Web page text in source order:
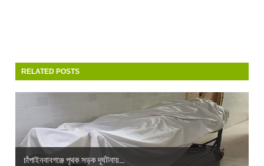
RELATED POSTS
চাঁপাইনবাবগঞ্জে পৃথক সড়ক দূর্ঘটনায়...